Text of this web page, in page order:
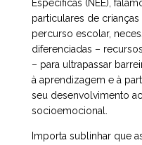
Específicas (NEE),
particulares de
percurso escolar,
diferenciadas –
– para ultrapassar
à aprendizagem e à
seu desenvolvimento
socioemocional.
Importa sublinhar que